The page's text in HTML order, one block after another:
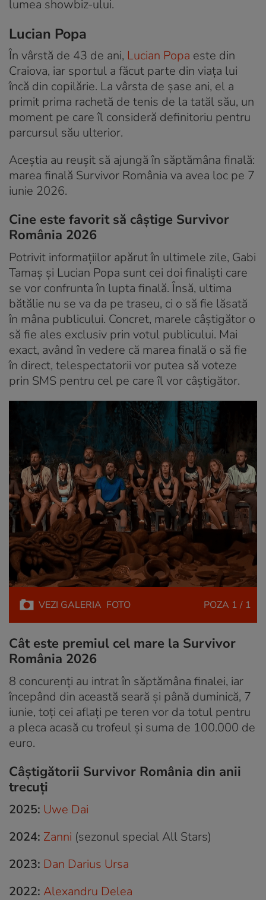
lumea showbiz-ului.
Lucian Popa
În vârstă de 43 de ani, Lucian Popa este din
Craiova, iar sportul a făcut parte din viața lui
încă din copilărie. La vârsta de șase ani, el a
primit prima rachetă de tenis de la tatăl său, un
moment pe care îl consideră definitoriu pentru
parcursul său ulterior.
Aceștia au reușit să ajungă în săptămâna finală:
marea finală Survivor România va avea loc pe 7
iunie 2026.
Cine este favorit să câştige Survivor
România 2026
Potrivit informațiilor apărut în ultimele zile, Gabi
Tamaș și Lucian Popa sunt cei doi finaliști care
se vor confrunta în lupta finală. Însă, ultima
bătălie nu se va da pe traseu, ci o să fie lăsată
în mâna publicului. Concret, marele câștigător o
să fie ales exclusiv prin votul publicului. Mai
exact, având în vedere că marea finală o să fie
în direct, telespectatorii vor putea să voteze
prin SMS pentru cel pe care îl vor câștigător.
VEZI GALERIA FOTO POZA 1 / 1
Cât este premiul cel mare la Survivor
România 2026
8 concurenți au intrat în săptămâna finalei, iar
începând din această seară și până duminică, 7
iunie, toți cei aflați pe teren vor da totul pentru
a pleca acasă cu trofeul și suma de 100.000 de
euro.
Câștigătorii Survivor România din anii
trecuți
2025: Uwe Dai
2024: Zanni (sezonul specialAll Stars)
2023: Dan Darius Ursa
2022: Alexandru Delea